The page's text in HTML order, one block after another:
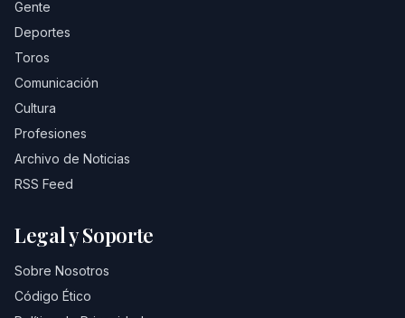
Gente
Deportes
Toros
Comunicación
Cultura
Profesiones
Archivo de Noticias
RSS Feed
Legal y Soporte
Sobre Nosotros
Código Ético